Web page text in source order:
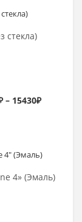
стекла)
– 15430₽
4» (Эмаль)